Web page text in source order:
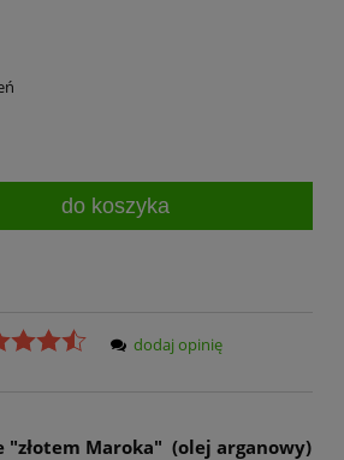
do koszyka
dodaj opinię
"złotem Maroka" (olej arganowy)